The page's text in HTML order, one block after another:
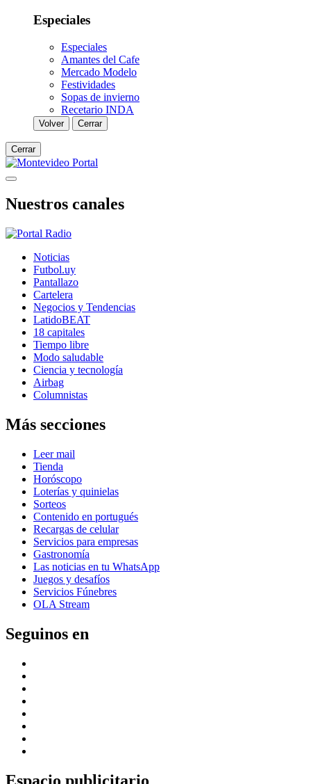
Especiales
Especiales
Amantes del Cafe
Mercado Modelo
Festividades
Sopas de invierno
Recetario INDA
Volver Cerrar
Cerrar
Nuestros canales
Noticias
Futbol.uy
Pantallazo
Cartelera
Negocios y Tendencias
LatidoBEAT
18 capitales
Tiempo libre
Modo saludable
Ciencia y tecnología
Airbag
Columnistas
Más secciones
Leer mail
Tienda
Horóscopo
Loterías y quinielas
Sorteos
Contenido en portugués
Recargas de celular
Servicios para empresas
Gastronomía
Las noticias en tu WhatsApp
Juegos y desafíos
Servicios Fúnebres
OLA Stream
Seguinos en